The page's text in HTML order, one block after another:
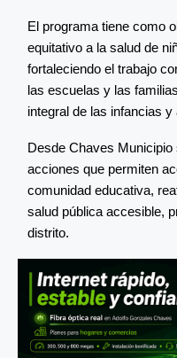
El programa tiene como
equitativo a la salud de
fortaleciendo el trabajo
las escuelas y las
integral de las infancias
Desde Chaves
acciones que permiten
comunidad educativa,
salud pública accesible,
distrito.